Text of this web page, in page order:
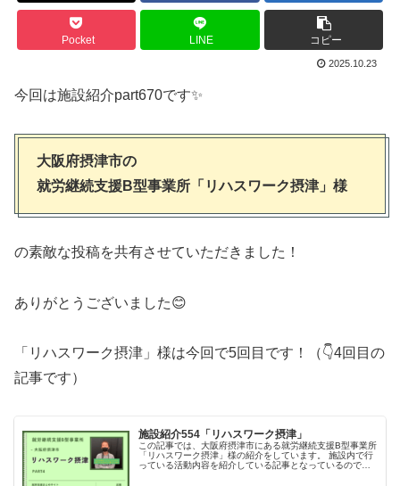
Pocket LINE コピー
2025.10.23
今回は施設紹介part670です✨
大阪府摂津市の
就労継続支援B型事業所「リハスワーク摂津」様
の素敵な投稿を共有させていただきました！
ありがとうございました😊
「リハスワーク摂津」様は今回で5回目です！（👇4回目の
記事です）
施設紹介554「リハスワーク摂津」
この記事では、大阪府摂津市にある就労継続支援B型事業所
「リハスワーク摂津」様の紹介をしています。 施設内で行
っている活動内容を紹介している記事となっているのでぜ